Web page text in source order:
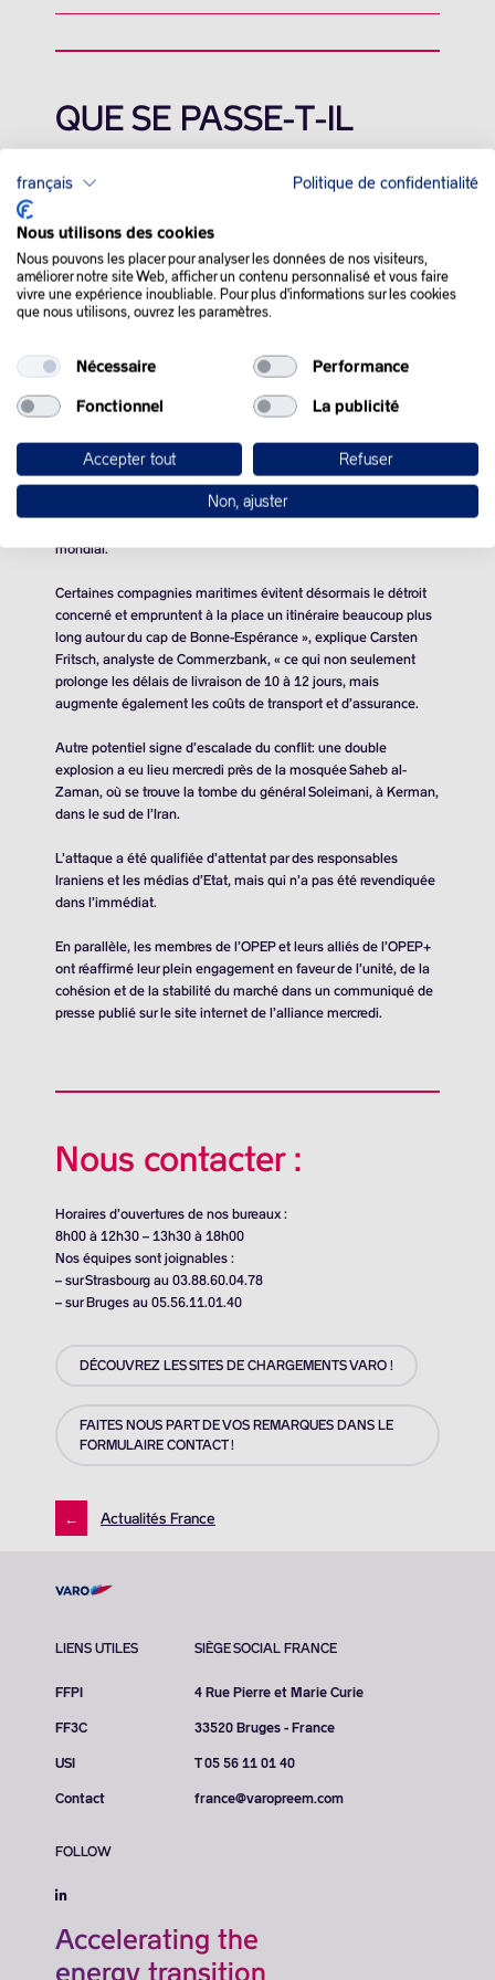
QUE SE PASSE-T-IL
DANS LE MONDE :
fermeture d’un important champ pétrolier en Libye en raison de
manifestations, sur fond de tensions en mer Rouge qui peuvent
affecter l’approvisionnement d’or noir.
Les rebelles yéménites Houthis ont affirmé mercredi avoir
mené une « opération » contre un navire du transporteur
français CMA CGM en mer Rouge, en solidarité avec les
Palestiniens de la bande de Gaza. Ces dernières semaines,
dans la foulée de la guerre entre Israël et le Hamas, les rebelles
Houthis ont multiplié les attaques en mer Rouge et dans le
mondial.
Certaines compagnies maritimes évitent désormais le détroit
concerné et empruntent à la place un itinéraire beaucoup plus
long autour du cap de Bonne-Espérance », explique Carsten
Fritsch, analyste de Commerzbank, « ce qui non seulement
prolonge les délais de livraison de 10 à 12 jours, mais
augmente également les coûts de transport et d’assurance.
Autre potentiel signe d’escalade du conflit: une double
explosion a eu lieu mercredi près de la mosquée Saheb al-
Zaman, où se trouve la tombe du général Soleimani, à Kerman,
dans le sud de l’Iran.
L’attaque a été qualifiée d’attentat par des responsables
Iraniens et les médias d’Etat, mais qui n’a pas été revendiquée
dans l’immédiat.
En parallèle, les membres de l’OPEP et leurs alliés de l’OPEP+
ont réaffirmé leur plein engagement en faveur de l’unité, de la
cohésion et de la stabilité du marché dans un communiqué de
presse publié sur le site internet de l’alliance mercredi.
Nous contacter :
Horaires d’ouvertures de nos bureaux :
8h00 à 12h30 – 13h30 à 18h00
Nos équipes sont joignables :
– sur Strasbourg au 03.88.60.04.78
– sur Bruges au 05.56.11.01.40
DÉCOUVREZ LES SITES DE CHARGEMENTS VARO !
FAITES NOUS PART DE VOS REMARQUES DANS LE
FORMULAIRE CONTACT !
← Actualités France
LIENS UTILES
FFPI
FF3C
USI
Contact
SIÈGE SOCIAL FRANCE
4 Rue Pierre et Marie Curie
33520 Bruges - France
T 05 56 11 01 40
france@varopreem.com
FOLLOW
Accelerating the
energy transition
français Politique de confidentialité
Nous utilisons des cookies
Nous pouvons les placer pour analyser les données de nos visiteurs,
améliorer notre site Web, afficher un contenu personnalisé et vous faire
vivre une expérience inoubliable. Pour plus d'informations sur les cookies
que nous utilisons, ouvrez les paramètres.
Nécessaire Performance
Fonctionnel La publicité
Accepter tout Refuser
Non, ajuster